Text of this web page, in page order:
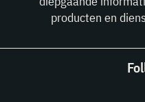
producten en